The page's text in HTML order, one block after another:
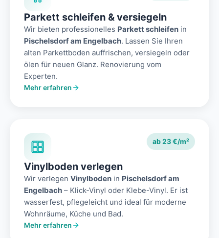
Parkett schleifen & versiegeln
Wir bieten professionelles Parkett schleifen in
Pischelsdorf am Engelbach. Lassen Sie Ihren
alten Parkettboden auffrischen, versiegeln oder
ölen für neuen Glanz. Renovierung vom
Experten.
Mehr erfahren
ab 23 €/m²
Vinylboden verlegen
Wir verlegen Vinylboden in Pischelsdorf am
Engelbach – Klick-Vinyl oder Klebe-Vinyl. Er ist
wasserfest, pflegeleicht und ideal für moderne
Wohnräume, Küche und Bad.
Mehr erfahren